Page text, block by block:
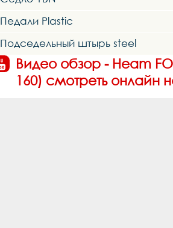
Педали Plastic
Подседельный штырь steel
Видео обзор - Heam
160) смотреть онлайн